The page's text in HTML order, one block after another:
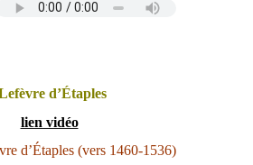
d’Étaples
lien vidéo
d’Étaples (vers 1460-1536)